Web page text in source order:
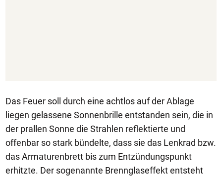
Das Feuer soll durch eine achtlos auf der Ablage
liegen gelassene Sonnenbrille entstanden sein, die in
der prallen Sonne die Strahlen reflektierte und
offenbar so stark bündelte, dass sie das Lenkrad bzw.
das Armaturenbrett bis zum Entzündungspunkt
erhitzte. Der sogenannte Brennglaseffekt entsteht